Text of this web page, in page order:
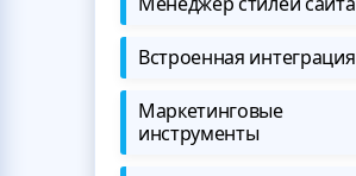
Встроенная интеграция
Маркетинговые
инструменты